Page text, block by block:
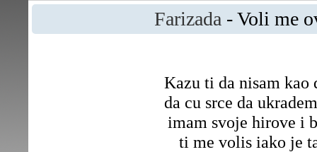
Farizada - Voli me
Kazu ti da nisam kao
da cu srce da
imam svoje hirove i
ti me volis iako je